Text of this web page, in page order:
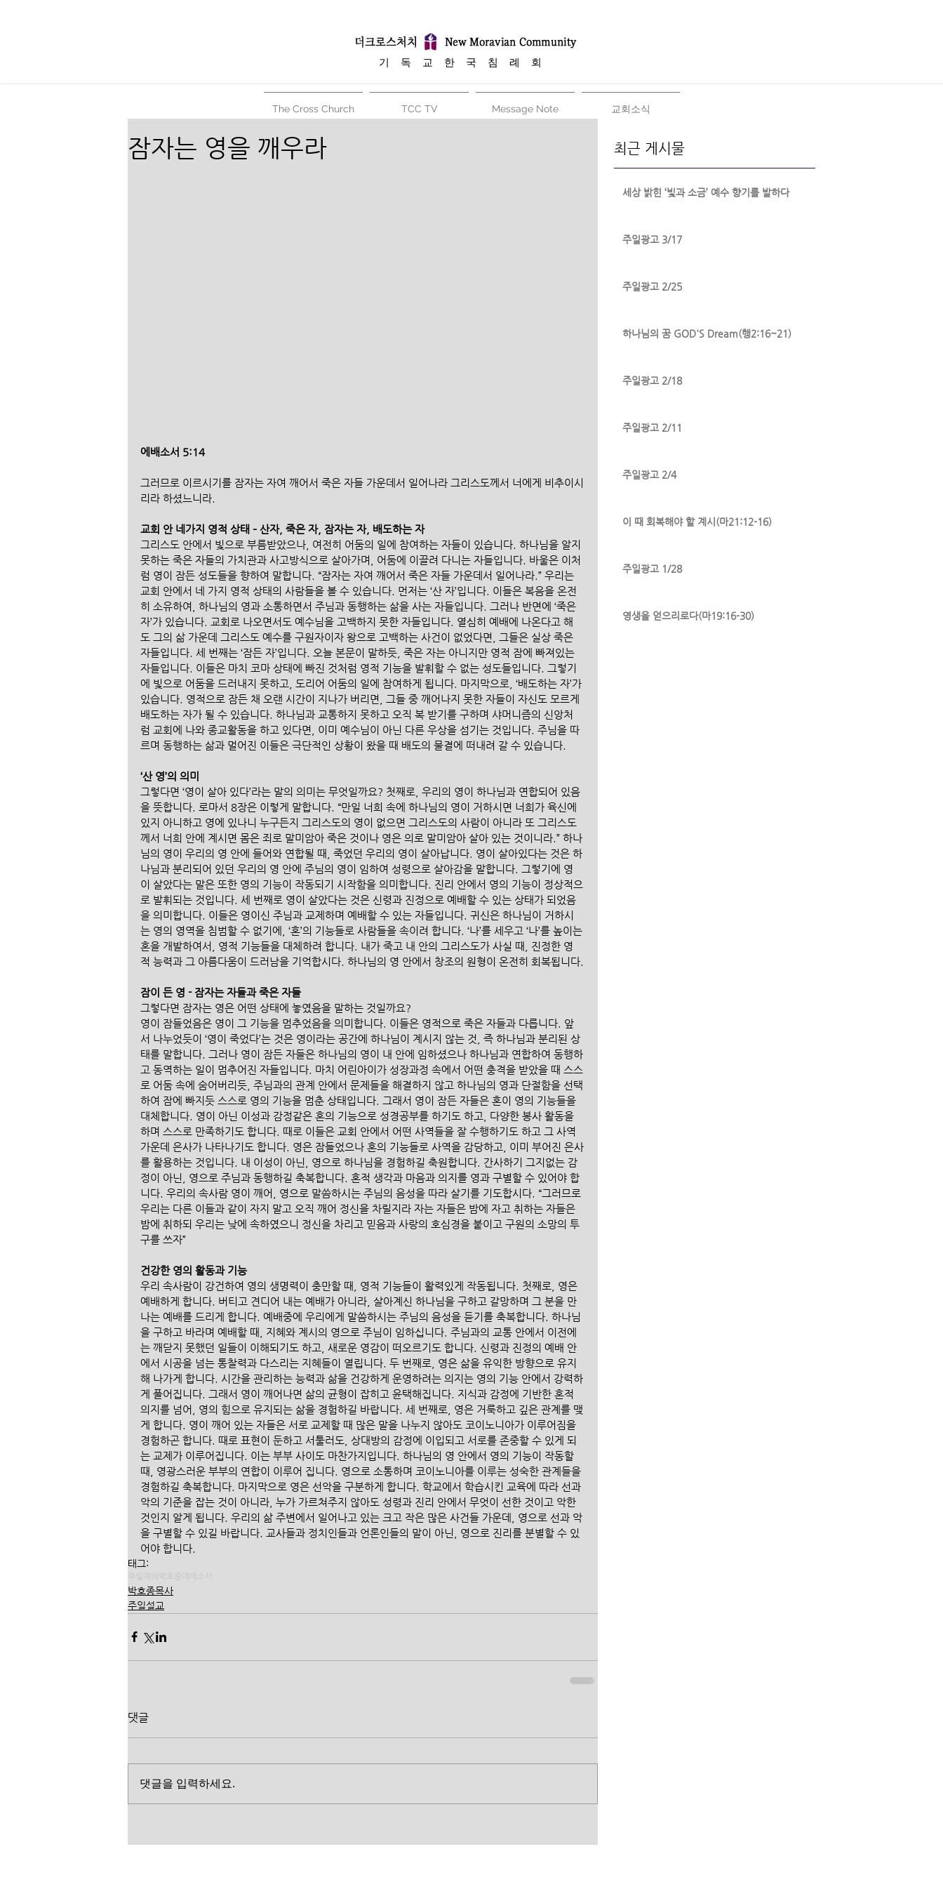
​기 독 교 한 국 침 례 회
The Cross Church TCC TV Message Note 교회소식
잠자는 영을 깨우라
에배소서 5:14
그러므로 이르시기를 잠자는 자여 깨어서 죽은 자들 가운데서 일어나라 그리스도께서 너에게 비추이시
리라 하셨느니라.
교회 안 네가지 영적 상태 – 산자, 죽은 자, 잠자는 자, 배도하는 자
그리스도 안에서 빛으로 부름받았으나, 여전히 어둠의 일에 참여하는 자들이 있습니다. 하나님을 알지
못하는 죽은 자들의 가치관과 사고방식으로 살아가며, 어둠에 이끌려 다니는 자들입니다. 바울은 이처
럼 영이 잠든 성도들을 향하여 말합니다. “잠자는 자여 깨어서 죽은 자들 가운데서 일어나라.” 우리는
교회 안에서 네 가지 영적 상태의 사람들을 볼 수 있습니다. 먼저는 ‘산 자’입니다. 이들은 복음을 온전
히 소유하여, 하나님의 영과 소통하면서 주님과 동행하는 삶을 사는 자들입니다. 그러나 반면에 ‘죽은
자’가 있습니다. 교회로 나오면서도 예수님을 고백하지 못한 자들입니다. 열심히 예배에 나온다고 해
도 그의 삶 가운데 그리스도 예수를 구원자이자 왕으로 고백하는 사건이 없었다면, 그들은 실상 죽은
자들입니다. 세 번째는 ‘잠든 자’입니다. 오늘 본문이 말하듯, 죽은 자는 아니지만 영적 잠에 빠져있는
자들입니다. 이들은 마치 코마 상태에 빠진 것처럼 영적 기능을 발휘할 수 없는 성도들입니다. 그렇기
에 빛으로 어둠을 드러내지 못하고, 도리어 어둠의 일에 참여하게 됩니다. 마지막으로, ‘배도하는 자’가
있습니다. 영적으로 잠든 채 오랜 시간이 지나가 버리면, 그들 중 깨어나지 못한 자들이 자신도 모르게
배도하는 자가 될 수 있습니다. 하나님과 교통하지 못하고 오직 복 받기를 구하며 샤머니즘의 신앙처
럼 교회에 나와 종교활동을 하고 있다면, 이미 예수님이 아닌 다른 우상을 섬기는 것입니다. 주님을 따
르며 동행하는 삶과 멀어진 이들은 극단적인 상황이 왔을 때 배도의 물결에 떠내려 갈 수 있습니다.
‘산 영’의 의미
그렇다면 ‘영이 살아 있다’라는 말의 의미는 무엇일까요? 첫째로, 우리의 영이 하나님과 연합되어 있음
을 뜻합니다. 로마서 8장은 이렇게 말합니다. “만일 너희 속에 하나님의 영이 거하시면 너희가 육신에
있지 아니하고 영에 있나니 누구든지 그리스도의 영이 없으면 그리스도의 사람이 아니라 또 그리스도
께서 너희 안에 계시면 몸은 죄로 말미암아 죽은 것이나 영은 의로 말미암아 살아 있는 것이니라.” 하나
님의 영이 우리의 영 안에 들어와 연합될 때, 죽었던 우리의 영이 살아납니다. 영이 살아있다는 것은 하
나님과 분리되어 있던 우리의 영 안에 주님의 영이 임하여 성령으로 살아감을 말합니다. 그렇기에 영
이 살았다는 말은 또한 영의 기능이 작동되기 시작함을 의미합니다. 진리 안에서 영의 기능이 정상적으
로 발휘되는 것입니다. 세 번째로 영이 살았다는 것은 신령과 진정으로 예배할 수 있는 상태가 되었음
을 의미합니다. 이들은 영이신 주님과 교제하며 예배할 수 있는 자들입니다. 귀신은 하나님이 거하시
는 영의 영역을 침범할 수 없기에, ‘혼’의 기능들로 사람들을 속이려 합니다. ‘나’를 세우고 ‘나’를 높이는
혼을 개발하여서, 영적 기능들을 대체하려 합니다. 내가 죽고 내 안의 그리스도가 사실 때, 진정한 영
적 능력과 그 아름다움이 드러남을 기억합시다. 하나님의 영 안에서 창조의 원형이 온전히 회복됩니다.
잠이 든 영 - 잠자는 자들과 죽은 자들
그렇다면 잠자는 영은 어떤 상태에 놓였음을 말하는 것일까요?
영이 잠들었음은 영이 그 기능을 멈추었음을 의미합니다. 이들은 영적으로 죽은 자들과 다릅니다. 앞
서 나누었듯이 ‘영이 죽었다’는 것은 영이라는 공간에 하나님이 계시지 않는 것, 즉 하나님과 분리된 상
태를 말합니다. 그러나 영이 잠든 자들은 하나님의 영이 내 안에 임하셨으나 하나님과 연합하여 동행하
고 동역하는 일이 멈추어진 자들입니다. 마치 어린아이가 성장과정 속에서 어떤 충격을 받았을 때 스스
로 어둠 속에 숨어버리듯, 주님과의 관계 안에서 문제들을 해결하지 않고 하나님의 영과 단절함을 선택
하여 잠에 빠지듯 스스로 영의 기능을 멈춘 상태입니다. 그래서 영이 잠든 자들은 혼이 영의 기능들을
대체합니다. 영이 아닌 이성과 감정같은 혼의 기능으로 성경공부를 하기도 하고, 다양한 봉사 활동을
하며 스스로 만족하기도 합니다. 때로 이들은 교회 안에서 어떤 사역들을 잘 수행하기도 하고 그 사역
가운데 은사가 나타나기도 합니다. 영은 잠들었으나 혼의 기능들로 사역을 감당하고, 이미 부어진 은사
를 활용하는 것입니다. 내 이성이 아닌, 영으로 하나님을 경험하길 축원합니다. 간사하기 그지없는 감
정이 아닌, 영으로 주님과 동행하길 축복합니다. 혼적 생각과 마음과 의지를 영과 구별할 수 있어야 합
니다. 우리의 속사람 영이 깨어, 영으로 말씀하시는 주님의 음성을 따라 살기를 기도합시다. “그러므로
우리는 다른 이들과 같이 자지 말고 오직 깨어 정신을 차릴지라 자는 자들은 밤에 자고 취하는 자들은
밤에 취하되 우리는 낮에 속하였으니 정신을 차리고 믿음과 사랑의 호심경을 붙이고 구원의 소망의 투
구를 쓰자”
건강한 영의 활동과 기능
우리 속사람이 강건하여 영의 생명력이 충만할 때, 영적 기능들이 활력있게 작동됩니다. 첫째로, 영은
예배하게 합니다. 버티고 견디어 내는 예배가 아니라, 살아계신 하나님을 구하고 갈망하며 그 분을 만
나는 예배를 드리게 합니다. 예배중에 우리에게 말씀하시는 주님의 음성을 듣기를 축복합니다. 하나님
을 구하고 바라며 예배할 때, 지혜와 계시의 영으로 주님이 임하십니다. 주님과의 교통 안에서 이전에
는 깨닫지 못했던 일들이 이해되기도 하고, 새로운 영감이 떠오르기도 합니다. 신령과 진정의 예배 안
에서 시공을 넘는 통찰력과 다스리는 지혜들이 열립니다. 두 번째로, 영은 삶을 유익한 방향으로 유지
해 나가게 합니다. 시간을 관리하는 능력과 삶을 건강하게 운영하려는 의지는 영의 기능 안에서 강력하
게 풀어집니다. 그래서 영이 깨어나면 삶의 균형이 잡히고 윤택해집니다. 지식과 감정에 기반한 혼적
의지를 넘어, 영의 힘으로 유지되는 삶을 경험하길 바랍니다. 세 번째로, 영은 거룩하고 깊은 관계를 맺
게 합니다. 영이 깨어 있는 자들은 서로 교제할 때 많은 말을 나누지 않아도 코이노니아가 이루어짐을
경험하곤 합니다. 때로 표현이 둔하고 서툴러도, 상대방의 감정에 이입되고 서로를 존중할 수 있게 되
는 교제가 이루어집니다. 이는 부부 사이도 마찬가지입니다. 하나님의 영 안에서 영의 기능이 작동할
때, 영광스러운 부부의 연합이 이루어 집니다. 영으로 소통하며 코이노니아를 이루는 성숙한 관계들을
경험하길 축복합니다. 마지막으로 영은 선악을 구분하게 합니다. 학교에서 학습시킨 교육에 따라 선과
악의 기준을 잡는 것이 아니라, 누가 가르쳐주지 않아도 성령과 진리 안에서 무엇이 선한 것이고 악한
것인지 알게 됩니다. 우리의 삶 주변에서 일어나고 있는 크고 작은 많은 사건들 가운데, 영으로 선과 악
을 구별할 수 있길 바랍니다. 교사들과 정치인들과 언론인들의 말이 아닌, 영으로 진리를 분별할 수 있
어야 합니다.
태그:
박호종목사
주일설교
댓글
댓글을 입력하세요.
최근 게시물
세상 밝힌 ‘빛과 소금’ 예수 향기를 발하다
주일광고 3/17
주일광고 2/25
하나님의 꿈 GOD'S Dream(행2:16~21)
주일광고 2/18
주일광고 2/11
주일광고 2/4
이 때 회복해야 할 계시(마21:12-16)
주일광고 1/28
영생을 얻으리로다(마19:16-30)